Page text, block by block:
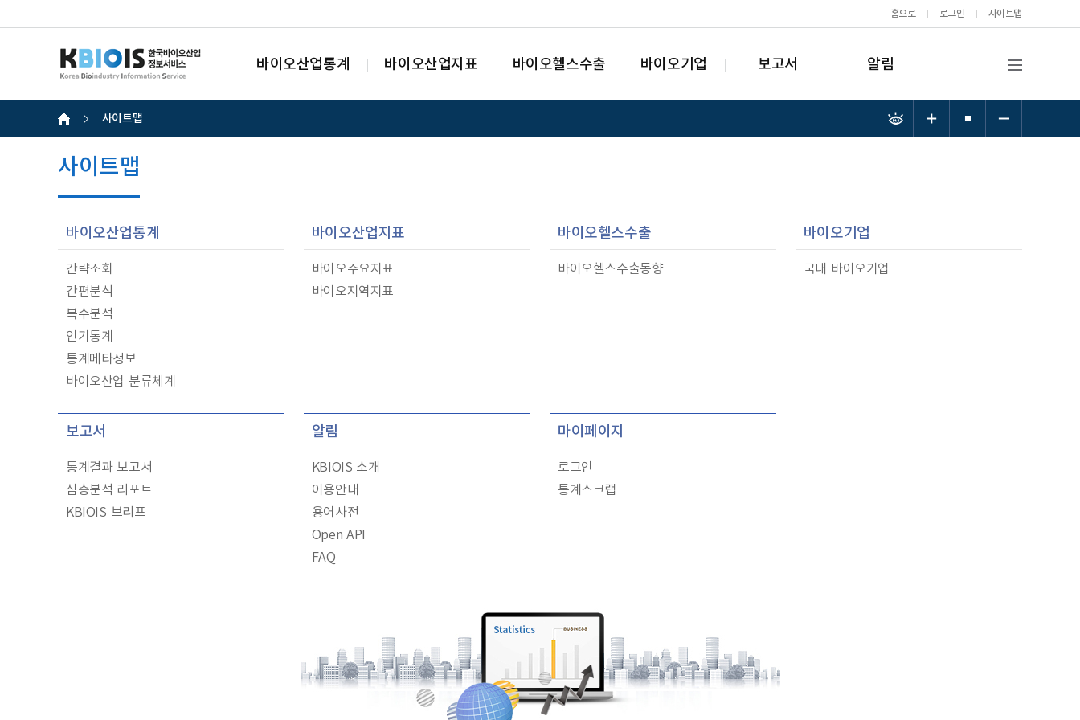
홈으로 로그인 사이트맵
바이오산업통계 바이오산업지표 바이오헬스수출 바이오기업 보고서 알림
사이트맵
사이트맵
바이오산업통계
간략조회
간편분석
복수분석
인기통계
통계메타정보
바이오산업 분류체계
바이오산업지표
바이오주요지표
바이오지역지표
바이오헬스수출
바이오헬스수출동향
바이오기업
국내 바이오기업
보고서
통계결과 보고서
심층분석 리포트
KBIOIS 브리프
알림
KBIOIS 소개
이용안내
용어사전
Open API
FAQ
마이페이지
로그인
통계스크랩